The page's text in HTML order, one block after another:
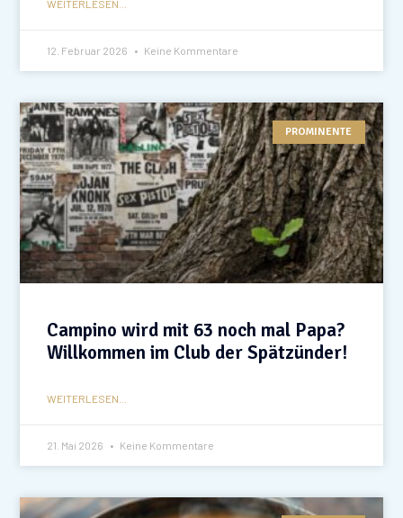
WEITERLESEN...
12. Februar 2026 Keine Kommentare
PROMINENTE
Campino wird mit 63 noch mal Papa?
Willkommen im Club der Spätzünder!
WEITERLESEN...
21. Mai 2026 Keine Kommentare